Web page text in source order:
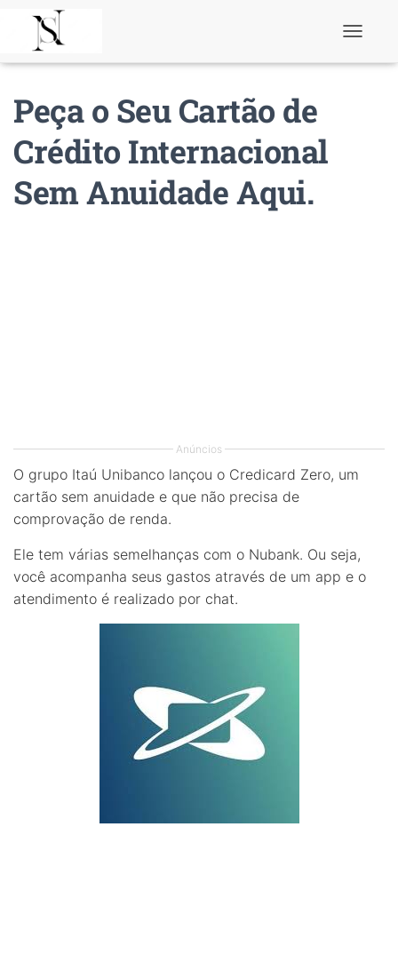
Peça o Seu Cartão de
Crédito Internacional
Sem Anuidade Aqui.
Anúncios
O grupo Itaú Unibanco lançou o Credicard Zero, um
cartão sem anuidade e que não precisa de
comprovação de renda.
Ele tem várias semelhanças com o Nubank. Ou seja,
você acompanha seus gastos através de um app e o
atendimento é realizado por chat.